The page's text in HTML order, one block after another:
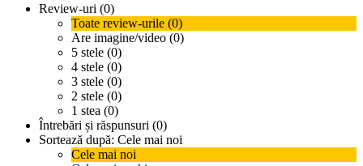
Review-uri (0)
Toate review-urile (0)
Are imagine/video (0)
5 stele (0)
4 stele (0)
3 stele (0)
2 stele (0)
1 stea (0)
Întrebări și răspunsuri (0)
Sortează după: Cele mai noi
Cele mai noi